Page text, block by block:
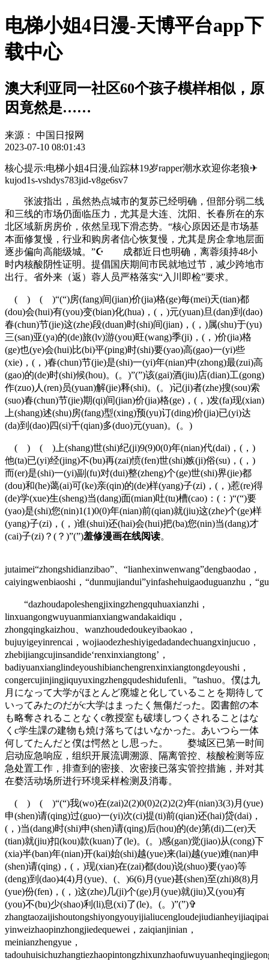
电梯小姐4日漫-天博平台app下
载中心
澳大利亚同一社区60个孩子模样相似，原
因竟然是……
来源：
中国日报网
2023-07-10 08:01:43
核心提示:电梯小姐4日漫,仙踪林19岁rapper潮水欢迎你老狼✈
kujod1s-vshdys783jid-v8ge6sv7
张波指出，虽然热点城市的复苏已经明确，但部分弱二线
和三线的市场仍面临压力，尤其是大连、沈阳、长春所在的东
北区域新房房价，依然呈现下滑态势。“核心原因还是市场基
本面修复慢，行业和购房者信心恢复慢，尤其是房企拿地层面
逐步偏向高能级城。”☪ 成都近日也明确，离蓉须持48小
时内核酸阴性证明。提倡国庆期间市民就地过节，减少跨地市
出行。省外来（返）蓉人员严格落实“入川即检”要求。
( ) ( )“(“)房(fang)间(jian)价(jia)格(ge)每(mei)天(tian)都
(dou)会(hui)有(you)变(bian)化(hua)，(，)元(yuan)旦(dan)到(dao)
春(chun)节(jie)这(zhe)段(duan)时(shi)间(jian)，(，)属(shu)于(yu)
三(san)亚(ya)的(de)旅(lv)游(you)旺(wang)季(ji)，(，)价(jia)格
(ge)也(ye)会(hui)比(bi)平(ping)时(shi)要(yao)高(gao)一(yi)些
(xie)，(，)春(chun)节(jie)是(shi)一(yi)年(nian)中(zhong)最(zui)高
(gao)的(de)时(shi)候(hou)。(。)”(”)该(gai)酒(jiu)店(dian)工(gong)
作(zuo)人(ren)员(yuan)解(jie)释(shi)。(。)记(ji)者(zhe)搜(sou)索
(suo)春(chun)节(jie)期(qi)间(jian)价(jia)格(ge)，(，)发(fa)现(xian)
上(shang)述(shu)房(fang)型(xing)预(yu)订(ding)价(jia)已(yi)达
(da)到(dao)四(si)千(qian)多(duo)元(yuan)。(。)
( ) ( )上(shang)世(shi)纪(ji)9(9)0(0)年(nian)代(dai)，(，)
他(ta)已(yi)经(jing)不(bu)再(zai)愤(fen)世(shi)嫉(ji)俗(su)，(，)
而(er)是(shi)一(yi)副(fu)对(dui)整(zheng)个(ge)世(shi)界(jie)都
(dou)和(he)蔼(ai)可(ke)亲(qin)的(de)样(yang)子(zi)，(，)惹(re)得
(de)学(xue)生(sheng)当(dang)面(mian)吐(tu)槽(cao)：(：)“(“)要
(yao)是(shi)您(nin)1(1)0(0)年(nian)前(qian)就(jiu)这(zhe)个(ge)样
(yang)子(zi)，(，)谁(shui)还(hai)会(hui)把(ba)您(nin)当(dang)才
(cai)子(zi)？(？)”(”)羞修漫画在线阅读。
jutaimei“zhongshidianzibao”、“lianhexinwenwang”dengbaodao，
caiyingwenbiaoshi，“dunmujiandui”yinfashehuigaoduguanzhu，
“dazhoudapoleshengjixingzhengquhuaxianzhi，
linxuangongwuyuanmianxiangwandakaidiqu，
zhongqingkaizhou、wanzhoudedoukeyibaokao，
bujuyigeyinrencai，wojiaodezheshiyigedadandechuangxinjucuo，
zhebijiangcujinsandide‘renxinxiangtong’，
badiyuanxianglindeyoushibianchengrenxinxiangtongdeyoushi，
congercujinjingjiquyuxingzhengqudeshidufenli。”tashuo。僕は九
月になって大学がほとんど廃墟と化していることを期待して
いってみたのだがc大学はまったく無傷だった。図書館の本
も略奪されることなくc教授室も破壊しつくされることはな
くc学生課の建物も焼け落ちてはいなかった。あいつら一体
何してたんだと僕は愕然とし思った。 婺城区已第一时间
启动应急响应，组织开展流调溯源、隔离管控、核酸检测等应
急处置工作，排查到的密接、次密接已落实管控措施，并对其
在婺活动场所进行环境采样检测及消毒。
( ) ( )“(“)我(wo)在(zai)2(2)0(0)2(2)2(2)年(nian)3(3)月(yue)
申(shen)请(qing)过(guo)一(yi)次(ci)提(ti)前(qian)还(hai)贷(dai)，
(，)当(dang)时(shi)申(shen)请(qing)后(hou)的(de)第(di)二(er)天
(tian)就(jiu)扣(kou)款(kuan)了(le)。(。)感(gan)觉(jiao)从(cong)下
(xia)半(ban)年(nian)开(kai)始(shi)越(yue)来(lai)越(yue)难(nan)申
(shen)请(qing)，(，)现(xian)在(zai)都(dou)说(shuo)要(yao)等
(deng)到(dao)4(4)月(yue)、(、)6(6)月(yue)甚(shen)至(zhi)8(8)月
(yue)份(fen)，(，)这(zhe)几(ji)个(ge)月(yue)就(jiu)又(you)有
(you)不(bu)少(shao)利(li)息(xi)了(le)。(。)”(”)✞
yinweizhaopinzhongjiedequewei，zaiqianjinian，
meinianzhengyue，